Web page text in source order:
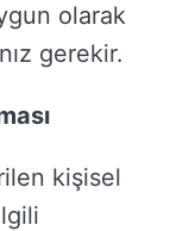
olarak
gerekir.
kişisel